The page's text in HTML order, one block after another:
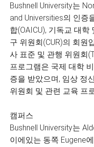
Bushnell University는
and Universities의 인증
합(OAICU), 기독교 대학
구 위원회(CUR)의 회원
사 표준 및 관행 위원회
프로그램은 국제 대학
증을 받았으며, 임상 정
위원회 및 관련 교육 프
캠퍼스
Bushnell University는
이에있는 동쪽 Eugene